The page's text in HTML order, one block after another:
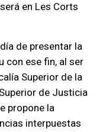
en Les Corts
de presentar la
con ese fin, al ser
Superior de la
de Justicia
propone la
interpuestas